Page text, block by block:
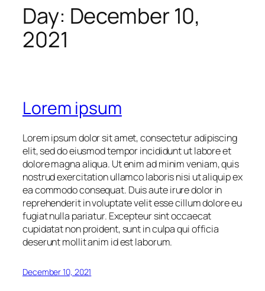
Day: December 10,
2021
Lorem ipsum
Lorem ipsum dolor sit amet, consectetur adipiscing
elit, sed do eiusmod tempor incididunt ut labore et
dolore magna aliqua. Ut enim ad minim veniam, quis
nostrud exercitation ullamco laboris nisi ut aliquip ex
ea commodo consequat. Duis aute irure dolor in
reprehenderit in voluptate velit esse cillum dolore eu
fugiat nulla pariatur. Excepteur sint occaecat
cupidatat non proident, sunt in culpa qui officia
deserunt mollit anim id est laborum.
December 10, 2021